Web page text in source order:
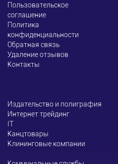
Пользовательское
соглашение
Политика
конфиденциальности
Обратная связь
Удаление отзывов
Контакты
Издательство и полиграфия
Интернет трейдинг
ІТ
Канцтовары
Клининговые компании